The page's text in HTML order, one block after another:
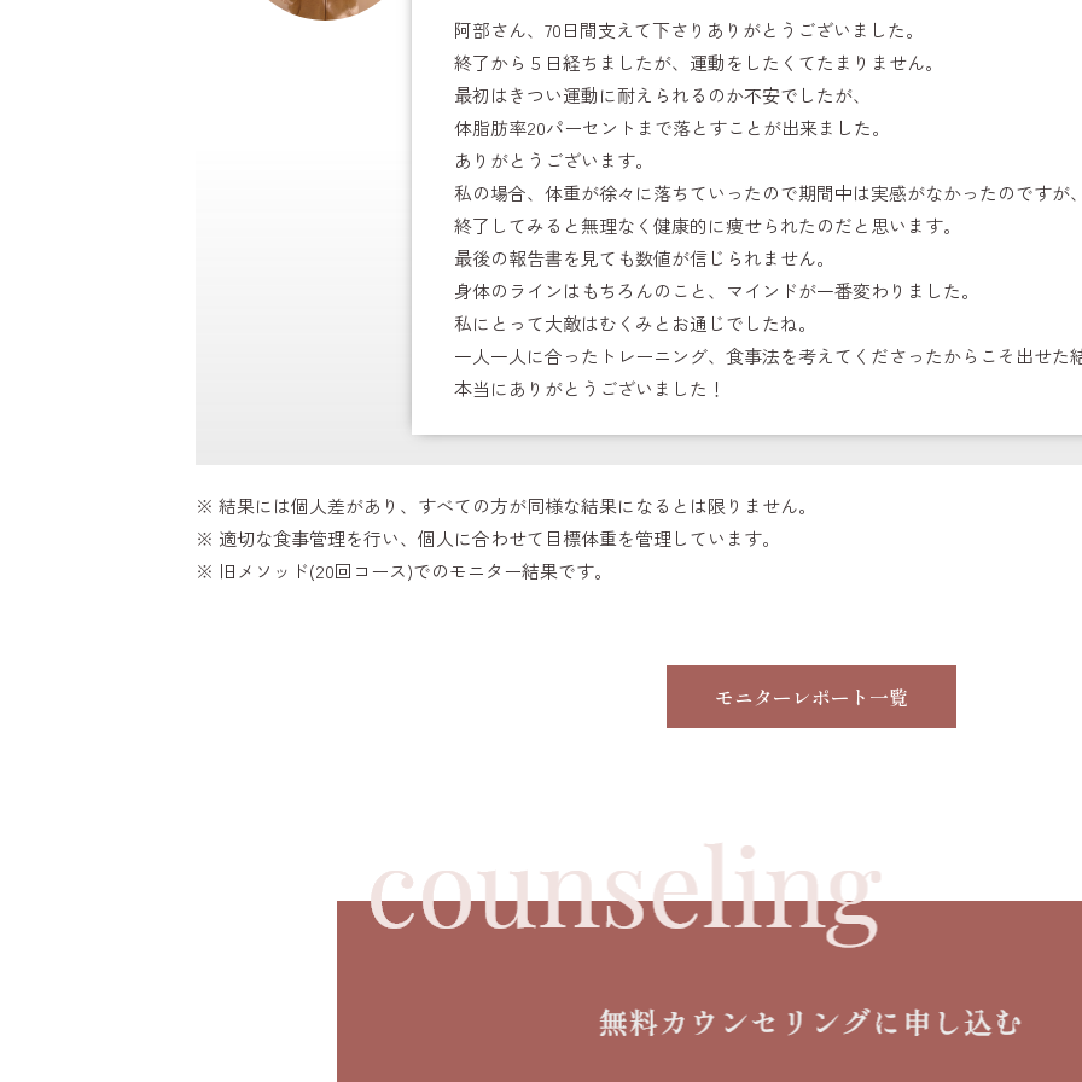
阿部さん、70日間支えて下さりありがとうございました。
終了から５日経ちましたが、運動をしたくてたまりません。
最初はきつい運動に耐えられるのか不安でしたが、
体脂肪率20パーセントまで落とすことが出来ました。
ありがとうございます。
私の場合、体重が徐々に落ちていったので期間中は実感がなかったのですが、
終了してみると無理なく健康的に痩せられたのだと思います。
最後の報告書を見ても数値が信じられません。
身体のラインはもちろんのこと、マインドが一番変わりました。
私にとって大敵はむくみとお通じでしたね。
一人一人に合ったトレーニング、食事法を考えてくださったからこそ出せた
本当にありがとうございました！
※ 結果には個人差があり、すべての方が同様な結果になるとは限りません。
※ 適切な食事管理を行い、個人に合わせて目標体重を管理しています。
※ 旧メソッド(20回コース)でのモニター結果です。
モニターレポート一覧